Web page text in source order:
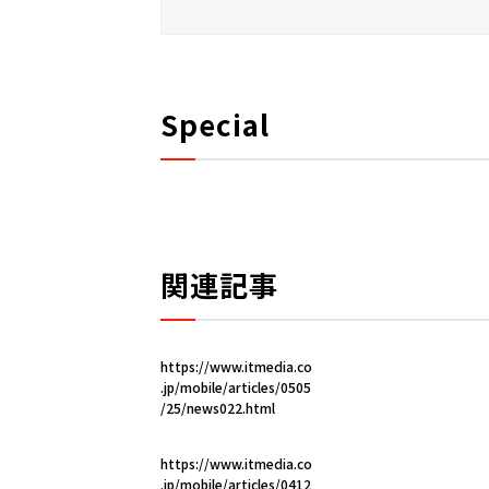
Special
関連記事
https://www.itmedia.co
.jp/mobile/articles/0505
/25/news022.html
https://www.itmedia.co
.jp/mobile/articles/0412